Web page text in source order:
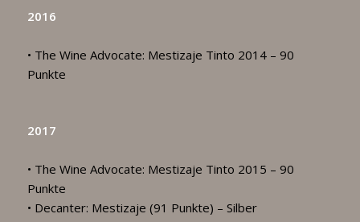
2016
• The Wine Advocate: Mestizaje Tinto 2014 – 90
Punkte
2017
• The Wine Advocate: Mestizaje Tinto 2015 – 90
Punkte
• Decanter: Mestizaje (91 Punkte) – Silber